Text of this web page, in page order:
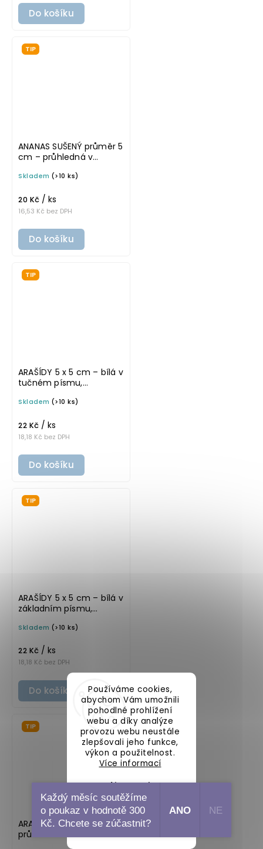
Používáme cookies,
abychom Vám umožnili
pohodlné prohlížení
webu a díky analýze
provozu webu neustále
zlepšovali jeho funkce,
výkon a použitelnost.
Více informací
Nastavení
Souhlasím
Do košíku
TIP
ANANAS SUŠENÝ průměr 5
cm – průhledná v
omyvatelná samolepka
Skladem (>10 ks)
16,53 Kč bez DPH
20 Kč / ks
Do košíku
TIP
ARAŠÍDY 5 x 5 cm – bílá v
tučném písmu,
na potravinové dózy
Skladem (>10 ks)
18,18 Kč bez DPH
22 Kč / ks
Do košíku
TIP
ARAŠÍDY 5 x 5 cm – bílá v
základním písmu,
na potravinové dózy
Skladem (>10 ks)
18,18 Kč bez DPH
22 Kč / ks
Do košíku
TIP
ARAŠÍDY 5 x 5 cm –
průhledná v tučném
písmu, omyvatelná
Každý měsíc soutěžíme
o poukaz v hodnotě 300
Kč. Chcete se zúčastnit?
ANO NE